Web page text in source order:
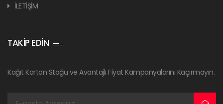
İLETİŞİM
TAKİP EDİN
Kağıt Karton Stoğu ve Avantajlı Fiyat Kampanyalarını Kaçırmayın.